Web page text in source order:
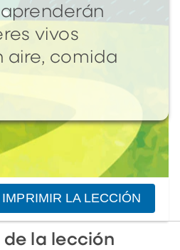
aprenderán
vivos
aire, comida
IMPRIMIR LA LECCIÓN
de la lección